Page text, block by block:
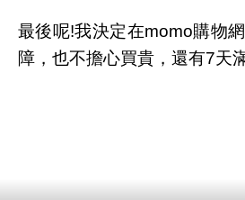
最後呢!我決定在momo購物
障，也不擔心買貴，還有7天